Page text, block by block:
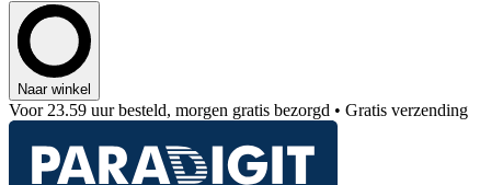
Naar winkel
Voor 23.59 uur besteld, morgen gratis bezorgd • Gratis verzending